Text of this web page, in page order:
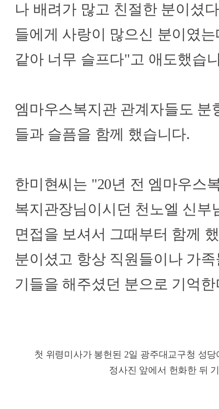
나 배려가 많고 친절한 분이셨
들에게 사랑이 많으신 분이였
같아 너무 슬프다"고 애도했습
엠마우스복지관 관계자들도 분
들과 슬픔을 함께 했습니다.
한미현씨는 "20년 전 엠마우스
복지관장님이시던 천노엘 신부
면접을 보셔서 그때부터 함께
분이셨고 항상 직원들이나 가
기들을 해주셨던 분으로 기억
첫 위령미사가 봉헌된 2일 광주대교구청 성
정사진 앞에서 헌화한 뒤